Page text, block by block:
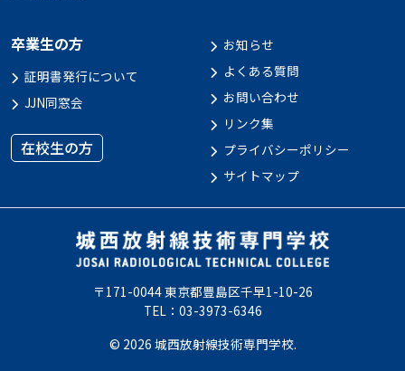
卒業生の方
証明書発行について
JJN同窓会
在校生の方
お知らせ
よくある質問
お問い合わせ
リンク集
プライバシーポリシー
サイトマップ
〒171-0044 東京都豊島区千早1-10-26
TEL：03-3973-6346
© 2026 城西放射線技術専門学校.